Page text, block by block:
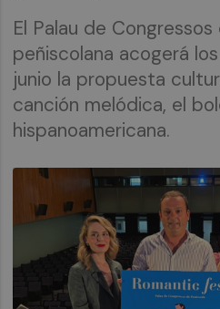
El Palau de
peñiscolana acogerá
junio la propuesta
canción melódica, el
hispanoamericana.